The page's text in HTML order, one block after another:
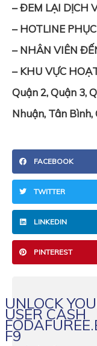
– ĐEM LẠI DỊCH
– HOTLINE
– NHÂN VIÊN
– KHU VỰC
Quận 2, Quận 3,
Nhuận, Tân Bình,
FACEBOOK
TWITTER
LINKEDIN
PINTEREST
UNLOCK
USER CASH
F9